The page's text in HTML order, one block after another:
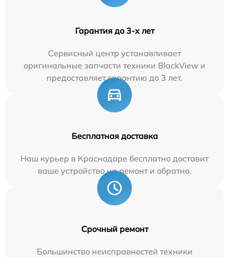
Гарантия до 3-х лет
Сервисный центр устанавливает
оригинальные запчасти техники BlackView и
предоставляет гарантию до 3 лет.
Бесплатная доставка
Наш курьер в Краснодаре бесплатно доставит
ваше устройство на ремонт и обратно.
Срочный ремонт
Большинство неисправностей техники